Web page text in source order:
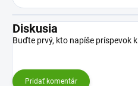
Diskusia
Buďte prvý, kto napíše príspevok
Pridať komentár